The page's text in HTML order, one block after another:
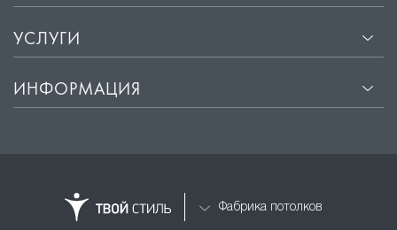
УСЛУГИ
ИНФОРМАЦИЯ
Фабрика потолков